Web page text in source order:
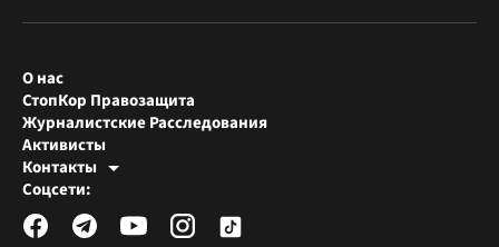
О нас
СтопКор Правозащита
Журналистские Расследования
Активисты
Контакты
Редакция СтопКора
Журналисты-расследователи
Соцсети: